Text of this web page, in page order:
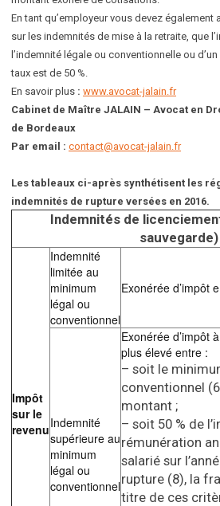
En tant qu’employeur vous devez
sur les indemnités de mise à la retraite, que
l’indemnité légale ou conventionnelle ou
taux est de 50 %.
En savoir plus : www.avocat-jalain.fr
Cabinet de Maître JALAIN – Avocat en
de Bordeaux
Par email : contact@avocat-jalain.fr
Les tableaux ci-après synthétisent les
indemnités de rupture versées en 2016.
Indemnités de
sauvegarde)
Impôt
sur le
revenu
Indemnité
limitée au
minimum
légal ou
conventionnel
Exonérée d’impôt
Indemnité
supérieure au
minimum
légal ou
conventionnel
Exonérée d’impôt
plus élevé entre :
– soit le
conventionnel
montant ;
– soit 50 % de
rémunération
salarié sur
rupture (8), la
titre de ces